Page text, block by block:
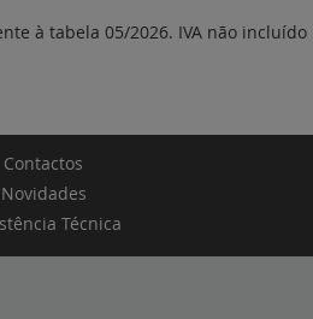
à tabela 05/2026. IVA não incluído
Contactos
Novidades
Técnica